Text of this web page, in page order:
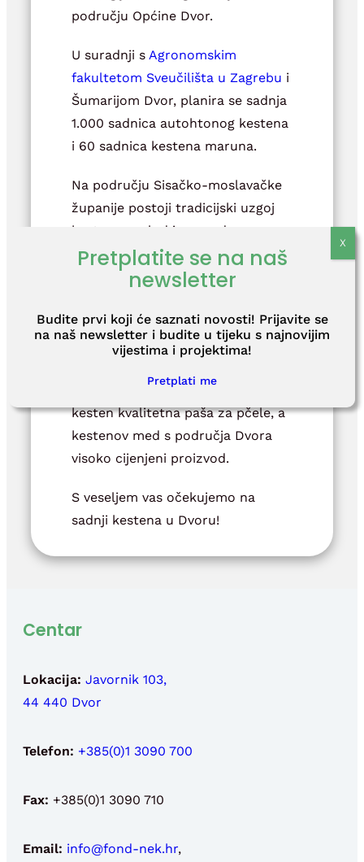
području Općine Dvor.
U suradnji s Agronomskim
fakultetom Sveučilišta u Zagrebu i
Šumarijom Dvor, planira se sadnja
1.000 sadnica autohtonog kestena
i 60 sadnica kestena maruna.
Na području Sisačko-moslavačke
županije postoji tradicijski uzgoj
kestena, a plod je pogodan za
iskorištavanje kao sirovina za
prehrambenu i konditorsku
stvaranje dodatnih vrijednosti
(brašno, kesten pire, slastice).
pčelarskoj grani, budući da je
kesten kvalitetna paša za pčele, a
kestenov med s područja Dvora
visoko cijenjeni proizvod.
S veseljem vas očekujemo na
sadnji kestena u Dvoru!
Centar
Lokacija: Javornik 103,
44 440 Dvor
Telefon: +385(0)1 3090 700
Fax: +385(0)1 3090 710
Email: info@fond-nek.hr,
Pretplatite se na naš
newsletter
Budite prvi koji će saznati novosti! Prijavite se
na naš newsletter i budite u tijeku s najnovijim
vijestima i projektima!
Pretplati me